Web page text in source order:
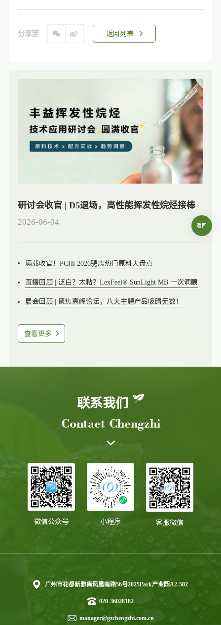
分享至 返回列表
研讨会收官 | D5退场，高性能挥发性烷烃接棒
2026-06-04
满载收官！PCHi 2026骋志热门原料大盘点
直播回顾 | 泛白？太粘？LexFeel® SunLight MB 一次调顺
展会回顾 | 聚焦高峰论坛，八大主题产品吸睛无数！
查看更多
联系我们
Contact Chengzhi
微信公众号 小程序 客服微信
广州市花都新雅街凤凰南路56号2025Park产业园A2-502
020-36028182
manager@gzchengzhi.com.cn
返回